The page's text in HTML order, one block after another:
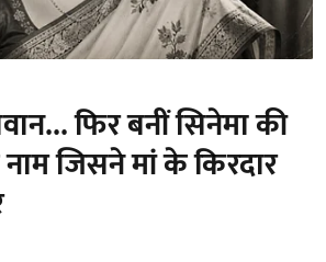
फिर बनीं सिनेमा की
जिसने मां के किरदार